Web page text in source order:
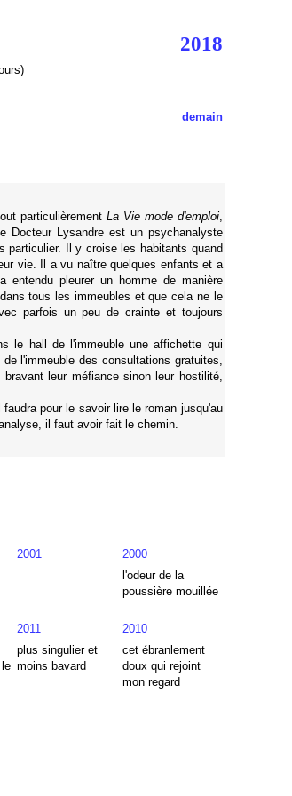
2018
demain
particulièrement La Vie mode d'emploi,
Docteur Lysandre est un psychanalyste
particulier. Il y croise les habitants quand
vie. Il a vu naître quelques enfants et a
entendu pleurer un homme de manière
tous les immeubles et que cela ne le
parfois un peu de crainte et toujours
le hall de l'immeuble une affichette qui
l'immeuble des consultations gratuites,
leur méfiance sinon leur hostilité,
pour le savoir lire le roman jusqu'au
il faut avoir fait le chemin.
2001
2000
l'odeur de la
poussière mouillée
2011
2010
plus singulier et
moins bavard
cet ébranlement
doux qui rejoint
mon regard